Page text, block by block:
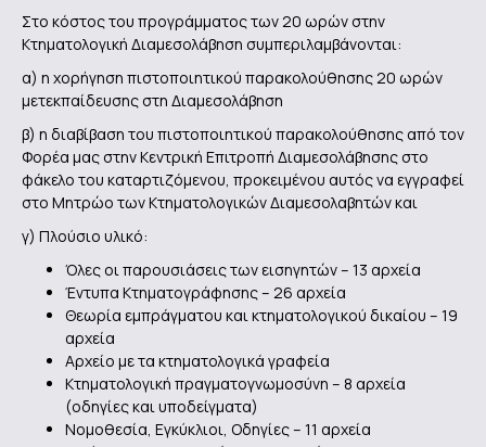
Στο κόστος του προγράμματος των 20 ωρών στην
Κτηματολογική Διαμεσολάβηση συμπεριλαμβάνονται:
α) η χορήγηση πιστοποιητικού παρακολούθησης 20 ωρών
μετεκπαίδευσης στη Διαμεσολάβηση
β) η διαβίβαση του πιστοποιητικού παρακολούθησης από τον
Φορέα μας στην Κεντρική Επιτροπή Διαμεσολάβησης στο
φάκελο του καταρτιζόμενου, προκειμένου αυτός να εγγραφεί
στο Μητρώο των Κτηματολογικών Διαμεσολαβητών και
γ) Πλούσιο υλικό:
Όλες οι παρουσιάσεις των εισηγητών – 13 αρχεία
Έντυπα Κτηματογράφησης – 26 αρχεία
Θεωρία εμπράγματου και κτηματολογικού δικαίου – 19
αρχεία
Αρχείο με τα κτηματολογικά γραφεία
Κτηματολογική πραγματογνωμοσύνη – 8 αρχεία
(οδηγίες και υποδείγματα)
Νομοθεσία, Εγκύκλιοι, Οδηγίες – 11 αρχεία